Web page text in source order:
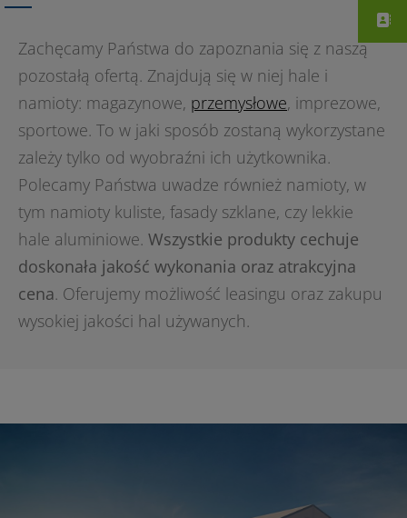
Zachęcamy Państwa do zapoznania się z naszą
pozostałą ofertą. Znajdują się w niej hale i
namioty: magazynowe, przemysłowe, imprezowe,
sportowe. To w jaki sposób zostaną wykorzystane
zależy tylko od wyobraźni ich użytkownika.
Polecamy Państwa uwadze również namioty, w
tym namioty kuliste, fasady szklane, czy lekkie
hale aluminiowe. Wszystkie produkty cechuje
doskonała jakość wykonania oraz atrakcyjna
cena. Oferujemy możliwość leasingu oraz zakupu
wysokiej jakości hal używanych.